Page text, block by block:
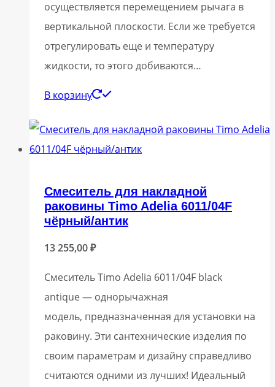
осуществляется перемещением рычага в
вертикальной плоскости. Если же требуется
отрегулировать еще и температуру
жидкости, то этого добиваются…
В корзину
Смеситель для накладной
раковины Timo Adelia 6011/04F
чёрный/антик
13 255,00₽
Смеситель Timo Adelia 6011/04F black
antique — однорычажная
модель, предназначенная для установки на
раковину. Эти сантехнические изделия по
своим параметрам и дизайну справедливо
считаются одними из лучших! Идеальный